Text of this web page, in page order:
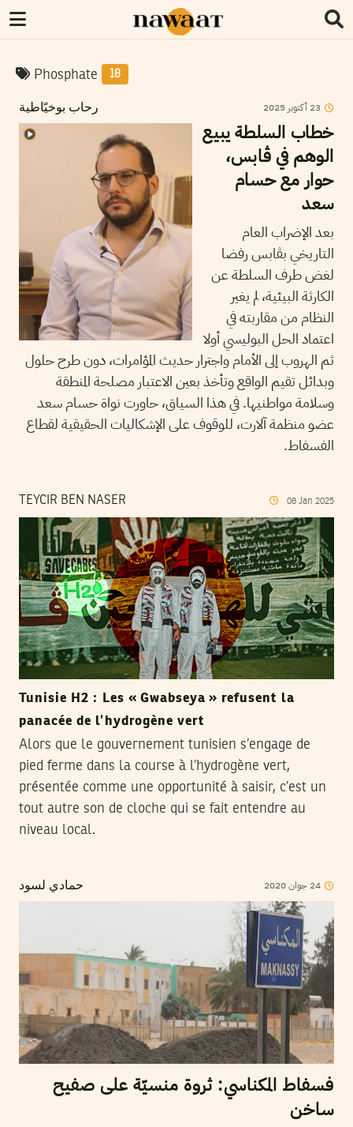
Phosphate 18
رحاب بوخيّاطية 23 أكتوبر 2025
خطاب السلطة يبيع
الوهم في ڨابس،
حوار مع حسام
سعد
بعد الإضراب العام
التاريخي بڨابس رفضا
لغض طرف السلطة عن
الكارثة البيئية، لم يغير
النظام من مقاربته في
اعتماد الحل البوليسي أولا
ثم الهروب إلى الأمام واجترار حديث المؤامرات، دون طرح حلول
وبدائل تقيم الواقع وتأخذ بعين الاعتبار مصلحة المنطقة
وسلامة مواطنيها. في هذا السياق، حاورت نواة حسام سعد
عضو منظمة آلارت، للوقوف على الإشكاليات الحقيقية لقطاع
الفسفاط.
TEYCIR BEN NASER 08 Jan 2025
Tunisie H2 : Les « Gwabseya » refusent la
panacée de l’hydrogène vert
Alors que le gouvernement tunisien s’engage de
pied ferme dans la course à l’hydrogène vert,
présentée comme une opportunité à saisir, c’est un
tout autre son de cloche qui se fait entendre au
niveau local.
حمادي لسود 24 جوان2020
فسفاط المكناسي: ثروة منسيّة على صفيح
ساخن